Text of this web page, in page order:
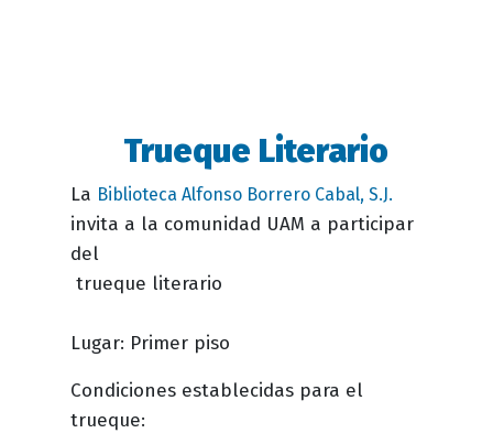
DescripciónTrueque Literario
La Biblioteca Alfonso Borrero Cabal, S.J.
invita a la comunidad UAM a participar
del
trueque literario
Lugar: Primer piso
Condiciones establecidas para el
trueque: